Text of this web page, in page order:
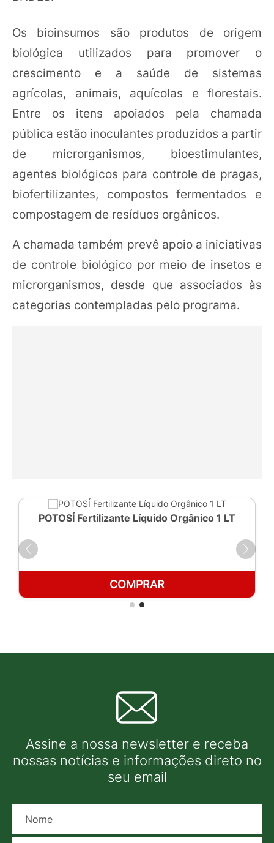
Os bioinsumos são produtos de origem
biológica utilizados para promover o
crescimento e a saúde de sistemas
agrícolas, animais, aquícolas e florestais.
Entre os itens apoiados pela chamada
pública estão inoculantes produzidos a partir
de microrganismos, bioestimulantes,
agentes biológicos para controle de pragas,
biofertilizantes, compostos fermentados e
compostagem de resíduos orgânicos.
A chamada também prevê apoio a iniciativas
de controle biológico por meio de insetos e
microrganismos, desde que associados às
categorias contempladas pelo programa.
POTOSÍ Fertilizante Líquido Orgânico 1 LT
COMPRAR
Assine a nossa newsletter e receba
nossas notícias e informações direto no
seu email